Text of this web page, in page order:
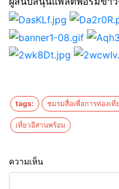
tags: ชมรมสื่อเพื่อการท่องเ
เที่ยวอีสานพร้อม
ความเห็น